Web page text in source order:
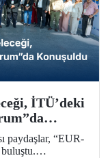
İTÜ’deki
paydaşlar, “EUR-